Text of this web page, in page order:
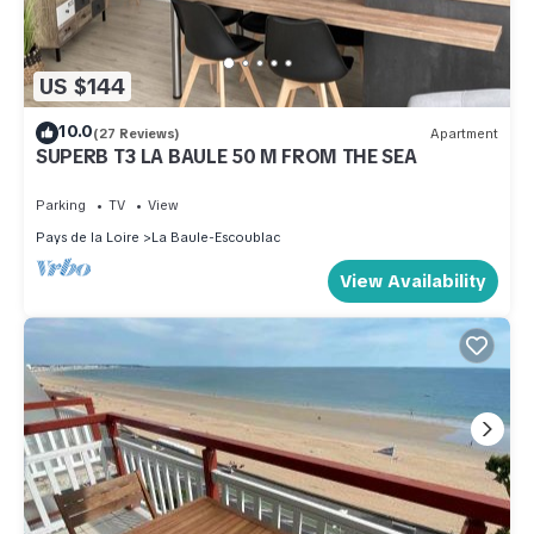
US $144
10.0(27 Reviews) Apartment
SUPERB T3 LA BAULE 50 M FROM THE SEA
Parking TV
View
Pays de la Loire
La Baule-Escoublac
View Availability